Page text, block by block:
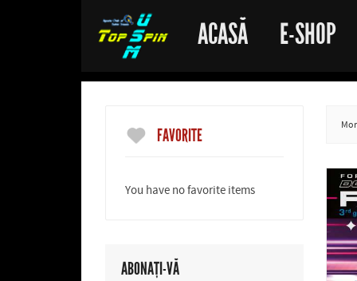
ACASĂ E-SHOP
FAVORITE
You have no favorite items
ABONAȚI-VĂ